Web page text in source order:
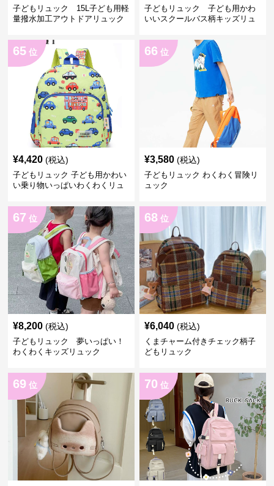
子どもリュック 15L子ども用軽
量撥水加工アウトドアリュック
子どもリュック 子ども用かわ
いいスクールバス柄キッズリュ
65 位
¥4,420 (税込)
子どもリュック 子ども用かわい
い乗り物いっぱいわくわくリュ
66 位
¥3,580 (税込)
子どもリュック わくわく冒険リ
ュック
67 位
¥8,200 (税込)
子どもリュック 夢いっぱい！
わくわくキッズリュック
68 位
¥6,040 (税込)
くまチャーム付きチェック柄子
どもリュック
69 位 70 位